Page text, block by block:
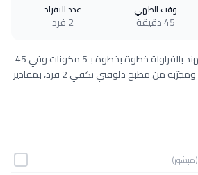
وقت الطهي
45 دقيقة
عدد الافراد
2 فرد
طريقة عمل ماكرون جوز الهند بالفراولة خطوة بخطوة بـ5 مكونات وفي 45
دقيقة فقط. وصفة سهلة ومجرّبة من مطبخ دلوقتي تكفي 2 فرد، بمقادير
(مبشور)